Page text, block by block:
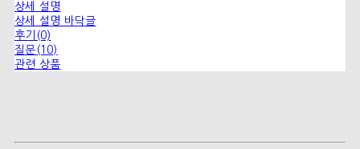
상세 설명
상세 설명 바닥글
후기(0)
질문(10)
관련 상품